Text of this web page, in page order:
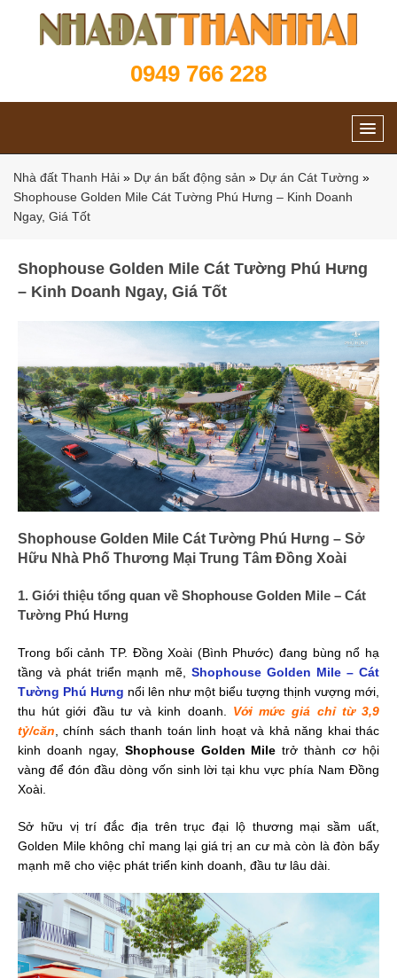
0949 766 228
Nhà đất Thanh Hải » Dự án bất động sản » Dự án Cát Tường »
Shophouse Golden Mile Cát Tường Phú Hưng – Kinh Doanh
Ngay, Giá Tốt
Shophouse Golden Mile Cát Tường Phú Hưng
– Kinh Doanh Ngay, Giá Tốt
Shophouse Golden Mile Cát Tường Phú Hưng – Sở
Hữu Nhà Phố Thương Mại Trung Tâm Đồng Xoài
1. Giới thiệu tổng quan về Shophouse Golden Mile – Cát
Tường Phú Hưng
Trong bối cảnh TP. Đồng Xoài (Bình Phước) đang bùng nổ hạ
tầng và phát triển mạnh mẽ, Shophouse Golden Mile – Cát
Tường Phú Hưng nổi lên như một biểu tượng thịnh vượng mới,
thu hút giới đầu tư và kinh doanh. Với mức giá chỉ từ 3,9
tỷ/căn, chính sách thanh toán linh hoạt và khả năng khai thác
kinh doanh ngay, Shophouse Golden Mile trở thành cơ hội
vàng để đón đầu dòng vốn sinh lời tại khu vực phía Nam Đồng
Xoài.
Sở hữu vị trí đắc địa trên trục đại lộ thương mại sầm uất,
Golden Mile không chỉ mang lại giá trị an cư mà còn là đòn bẩy
mạnh mẽ cho việc phát triển kinh doanh, đầu tư lâu dài.